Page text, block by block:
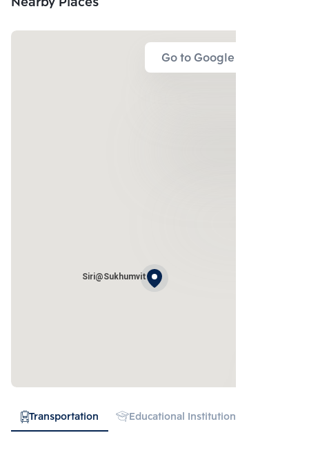
Go to Google Map
Siri@Sukhumvit
Transportation Educational Institution